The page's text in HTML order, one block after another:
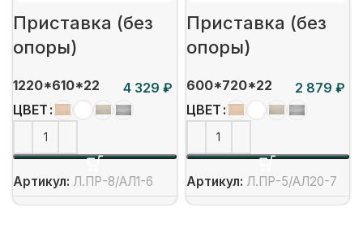
Приставка (без
опоры)
1220*610*22
₽
ЦВЕТ
Артикул: Л.ПР-8/АЛ1-6
Приставка (без
опоры)
600*720*22
₽
ЦВЕТ
Артикул: Л.ПР-5/АЛ20-7